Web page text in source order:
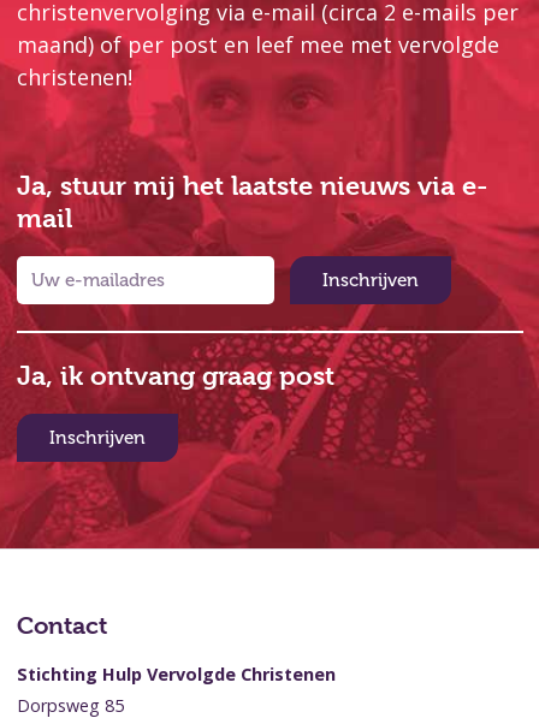
christenvervolging via e-mail (circa 2 e-mails per
maand) of per post en leef mee met vervolgde
christenen!
Ja, stuur mij het laatste nieuws via e-
mail
Inschrijven
Ja, ik ontvang graag post
Inschrijven
Contact
Stichting Hulp Vervolgde Christenen
Dorpsweg 85